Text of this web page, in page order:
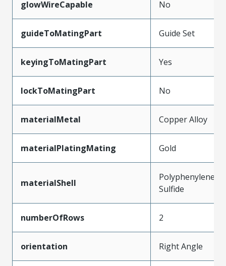
glowWireCapable No
guideToMatingPart Guide Set
keyingToMatingPart Yes
lockToMatingPart No
materialMetal Copper Alloy
materialPlatingMating Gold
materialShell
Polyphenylene
Sulfide
numberOfRows 2
orientation Right Angle